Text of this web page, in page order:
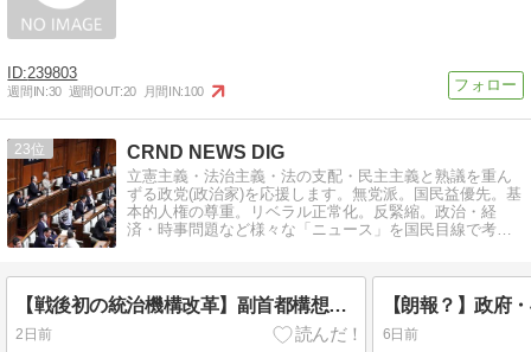
239803
週間IN:30 週間OUT:20 月間IN:100
23 CRND NEWS DIG
立憲主義・法治主義・法の支配・民主主義と熟議を重ん
ずる政党(政治家)を応援します。無党派。国民益優先。基
本的人権の尊重。リベラル正常化。反緊縮。政治・経
済・時事問題など様々な「ニュース」を国民目線で考え
【戦後初の統治機構改革】副首都構想関連法案「チームみらい」の「2票」で可決・成立！日本維新の会の「大阪ありき」に振り回された特別国会閉幕！吉村洋文代表は統一地方選挙と大阪都構想の住民投票の「同日実施」を表明で批判殺到！
2日前 6日前